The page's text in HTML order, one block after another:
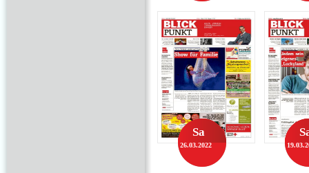
Sa
26.03.2022